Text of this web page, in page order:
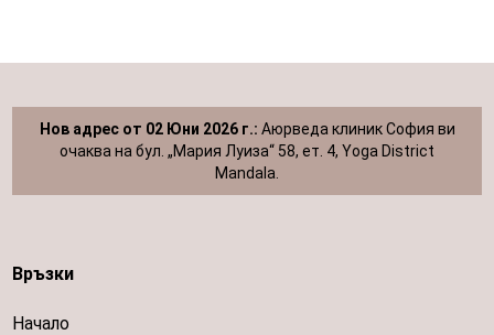
Нов адрес от 02 Юни 2026 г.: Аюрведа клиник София ви
очаква на бул. „Мария Луиза“ 58, ет. 4, Yoga District
Mandala.
Връзки
Начало